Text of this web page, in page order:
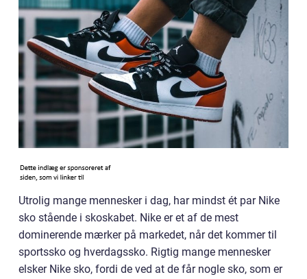
Utrolig mange mennesker i dag, har mindst ét par Nike
sko stående i skoskabet. Nike er et af de mest
dominerende mærker på markedet, når det kommer til
sportssko og hverdagssko. Rigtig mange mennesker
elsker Nike sko, fordi de ved at de får nogle sko, som er